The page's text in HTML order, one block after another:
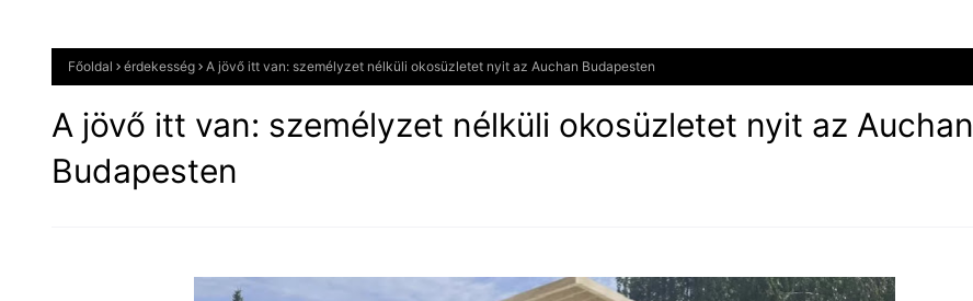
Főoldal érdekesség A jövő itt van: személyzet nélküli okosüzletet nyit az Auchan Budapesten
A jövő itt van: személyzet nélküli okosüzletet nyit az Auchan
Budapesten